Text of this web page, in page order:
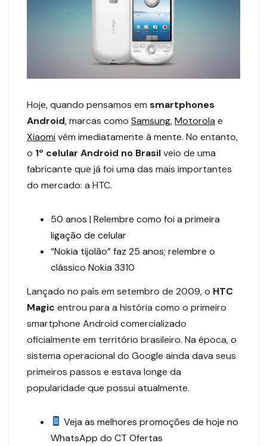
Hoje, quando pensamos em smartphones
Android, marcas como Samsung,Motorola e
Xiaomi vêm imediatamente à mente. No entanto,
o 1º celular Android no Brasilveio de uma
fabricante que já foi uma das mais importantes
do mercado: a HTC.
50 anos | Relembre como foi a primeira
ligação de celular
“Nokia tijolão” faz 25 anos; relembre o
clássico Nokia 3310
Lançado no país em setembro de 2009, o HTC
Magic entrou para a história como o primeiro
smartphone Android comercializado
oficialmente em território brasileiro. Na época, o
sistema operacional do Google ainda dava seus
primeiros passos e estava longe da
popularidade que possui atualmente.
Veja as melhores promoções de hoje no
WhatsApp do CT Ofertas